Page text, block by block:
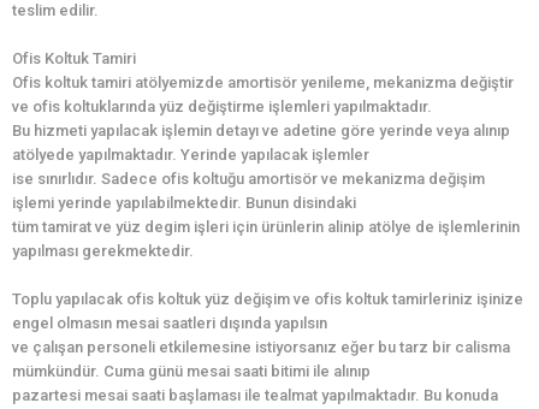
teslim edilir.
Ofis Koltuk Tamiri
Ofis koltuk tamiri atölyemizde amortisör yenileme, mekanizma değiştir
ve ofis koltuklarında yüz değiştirme işlemleri yapılmaktadır.
Bu hizmeti yapılacak işlemin detayı ve adetine göre yerinde veya alınıp
atölyede yapılmaktadır. Yerinde yapılacak işlemler
ise sınırlıdır. Sadece ofis koltuğu amortisör ve mekanizma değişim
işlemi yerinde yapılabilmektedir. Bunun disindaki
tüm tamirat ve yüz degim işleri için ürünlerin alinip atölye de işlemlerinin
yapılması gerekmektedir.
Toplu yapılacak ofis koltuk yüz değişim ve ofis koltuk tamirleriniz işinize
engel olmasın mesai saatleri dışında yapılsın
ve çalışan personeli etkilemesine istiyorsanız eğer bu tarz bir calisma
mümkündür. Cuma günü mesai saati bitimi ile alınıp
pazartesi mesai saati başlaması ile tealmat yapılmaktadır. Bu konuda